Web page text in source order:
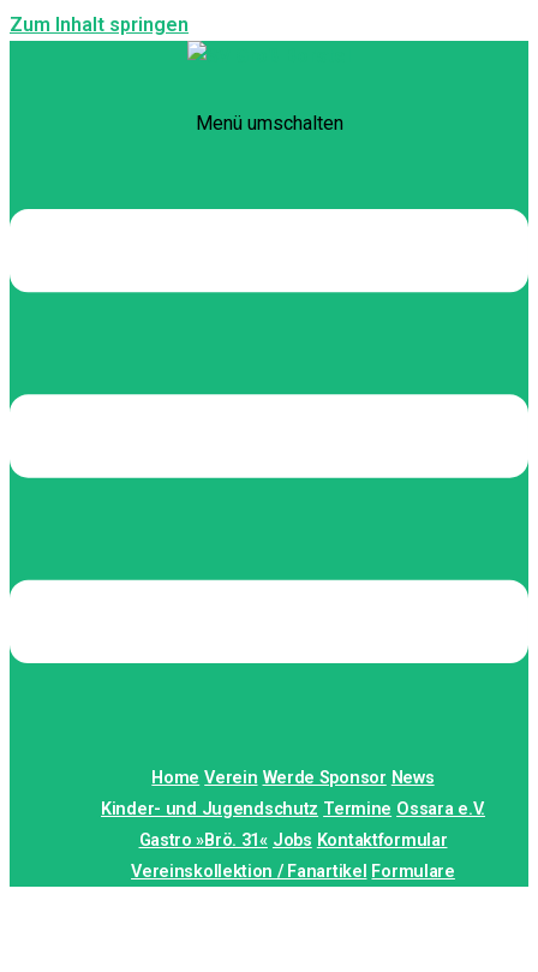
Zum Inhalt springen
Menü umschalten
Home Verein Werde Sponsor News
Kinder- und Jugendschutz Termine Ossara e.V.
Gastro »Brö. 31« Jobs Kontaktformular
Vereinskollektion / Fanartikel Formulare